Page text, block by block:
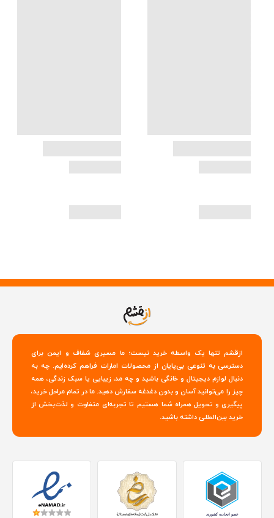
ازقشم تنها یک واسطه خرید نیست؛ ما مسیری شفاف و ایمن برای
دسترسی به تنوعی بی‌پایان از محصولات امارات فراهم کرده‌ایم. چه به
دنبال لوازم دیجیتال و خانگی باشید و چه مد، زیبایی یا سبک زندگی، همه
چیز را می‌توانید آسان و بدون دغدغه سفارش دهید. ما در تمام مراحل خرید،
پیگیری و تحویل همراه شما هستیم تا تجربه‌ای متفاوت و لذت‌بخش از
خرید بین‌المللی داشته باشید.